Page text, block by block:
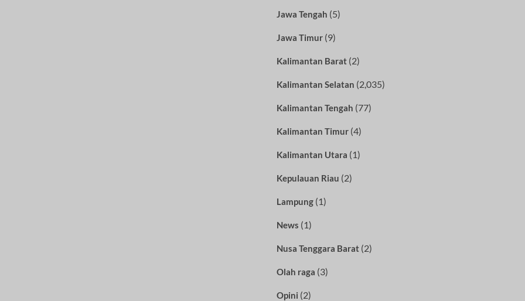
Jawa Tengah (5)
Jawa Timur(9)
Kalimantan Barat(2)
Kalimantan Selatan (2,035)
Kalimantan Tengah (77)
Kalimantan Timur(4)
Kalimantan Utara (1)
Kepulauan Riau (2)
Lampung(1)
News (1)
Nusa Tenggara Barat(2)
Olah raga (3)
Opini (2)